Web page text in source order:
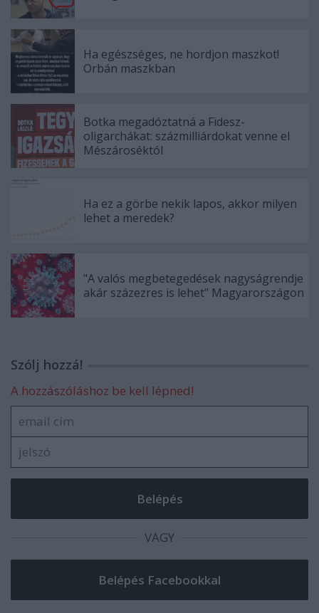
Ha egészséges, ne hordjon maszkot!
Orbán maszkban
Botka megadóztatná a Fidesz-
oligarchákat: százmilliárdokat venne el
Mészároséktól
Ha ez a görbe nekik lapos, akkor milyen
lehet a meredek?
"A valós megbetegedések nagyságrendje
akár százezres is lehet" Magyarországon
Szólj hozzá!
A hozzászóláshoz be kell lépned!
VAGY